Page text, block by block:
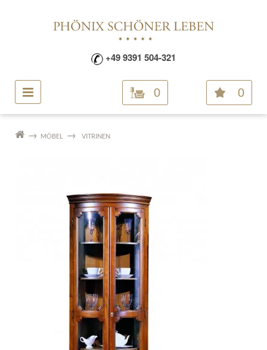
+49 9391 504-321
0 0
MÖBEL VITRINEN